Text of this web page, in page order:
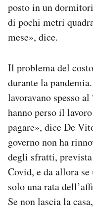
posto in un
di pochi metri
mese», dice.
Il problema del
durante la
lavoravano spesso
hanno perso il
pagare», dice De
governo non ha
degli sfratti,
Covid, e da allora
solo una rata
Se non lascia la